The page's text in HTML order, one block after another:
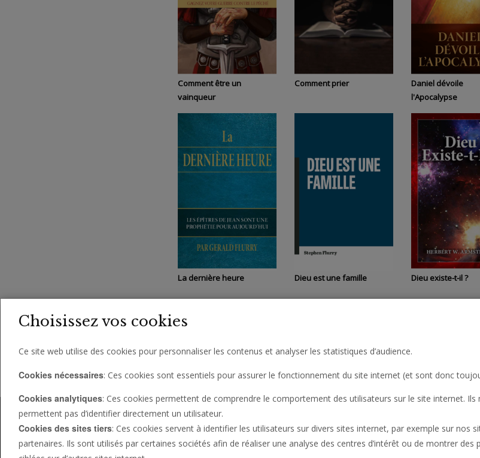
Comment être un
vainqueur
Comment prier
Daniel dévoile
l'Apocalypse
La dernière heure Dieu est une famille Dieu existe-t-il ?
1
Affichage des Produit 1 - 20sur70au total.
Choisissez vos cookies
Ce site web utilise des cookies pour personnaliser les contenus et analyser les statistiques d’audience.
Cookies nécessaires: Ces cookies sont essentiels pour assurer le fonctionnement du site internet (et sont donc
Cookies analytiques: Ces cookies permettent de comprendre le comportement des utilisateurs sur le site internet. Ils
permettent pas d’identifier directement un utilisateur.
Cookies des sites tiers: Ces cookies servent à identifier les utilisateurs sur divers sites internet, par exemple sur nos
partenaires. Ils sont utilisés par certaines sociétés afin de réaliser une analyse des centres d’intérêt ou de montrer des